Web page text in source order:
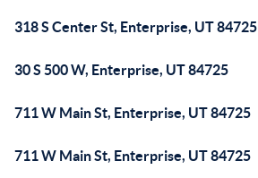
318 S Center St, Enterprise, UT 84725
30 S 500 W, Enterprise, UT 84725
711 W Main St, Enterprise, UT 84725
711 W Main St, Enterprise, UT 84725